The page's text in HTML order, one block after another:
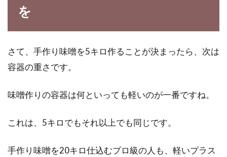
を
さて、手作り味噌を5キロ作ることが決まったら、次は
容器の重さです。
味噌作りの容器は何といっても軽いのが一番ですね。
これは、5キロでもそれ以上でも同じです。
手作り味噌を20キロ仕込むプロ級の人も、軽いプラス